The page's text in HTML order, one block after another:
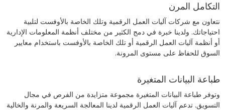
التكامل المرن
نتعاون مع شركات آليات العمل الرقمية وتلك الخاصة بالأوفست لتلبية
احتياجاتك. ولدينا خبرة في دمج الكثير من مختلف أنظمة المعلومات الإدارية
أو أنظمة آليات العمل الرقمية أو تلك الخاصة بالأوفست باستخدام معايير
السوق للحفاظ على مستوى المرونة.
طباعة البيانات المتغيرة
وتوفر طباعة البيانات المتغيرة مجموعة متزايدة من الفرص في مجال
التسويق. تدعم آليات العمل الرقمية لدينا المعالجة السريعة والمرنة والخالية